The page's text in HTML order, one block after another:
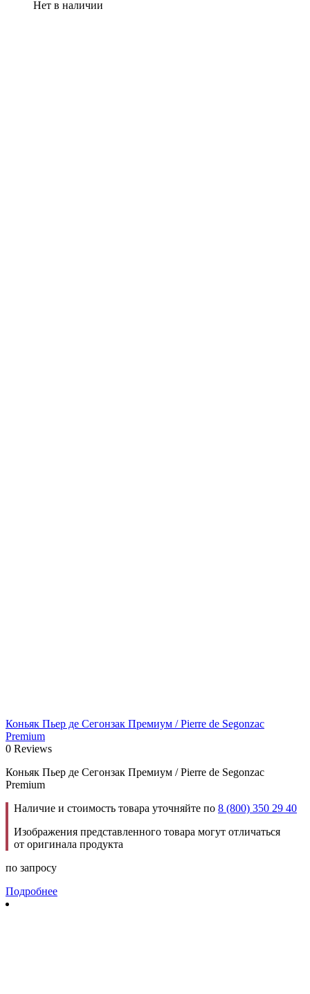
Нет в наличии
Коньяк Пьер де Сегонзак Премиум / Pierre de Segonzac
Premium
0 Reviews
Коньяк Пьер де Сегонзак Премиум / Pierre de Segonzac
Premium
Наличие и стоимость товара уточняйте по 8 (800) 350 29 40
Изображения представленного товара могут отличаться
от оригинала продукта
по запросу
Подробнее